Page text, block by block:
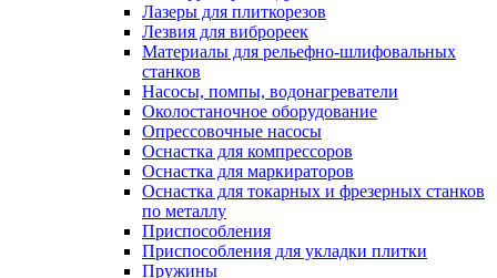
Лазеры для плиткорезов
Лезвия для виброреек
Материалы для рельефно-шлифовальных
станков
Насосы, помпы, водонагреватели
Околостаночное оборудование
Опрессовочные насосы
Оснастка для компрессоров
Оснастка для маркираторов
Оснастка для токарных и фрезерных станков
по металлу
Приспособления
Приспособления для укладки плитки
Пружины